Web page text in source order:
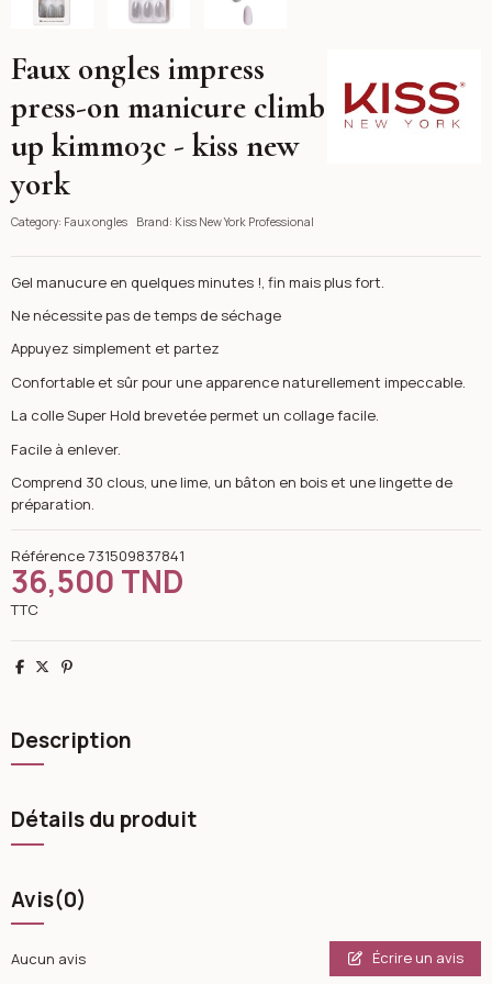
Faux ongles impress
press-on manicure climb
up kimm03c - kiss new
york
Category: Faux ongles Brand: Kiss New York Professional
Gel manucure en quelques minutes !, fin mais plus fort.
Ne nécessite pas de temps de séchage
Appuyez simplement et partez
Confortable et sûr pour une apparence naturellement impeccable.
La colle Super Hold brevetée permet un collage facile.
Facile à enlever.
Comprend 30 clous, une lime, un bâton en bois et une lingette de
préparation.
Référence731509837841
36,500 TND
TTC
Partager
TweetPinterest
Description
Détails du produit
Avis(0)
Aucun avis Écrire un avis